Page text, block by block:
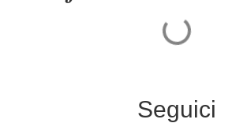
Seguici